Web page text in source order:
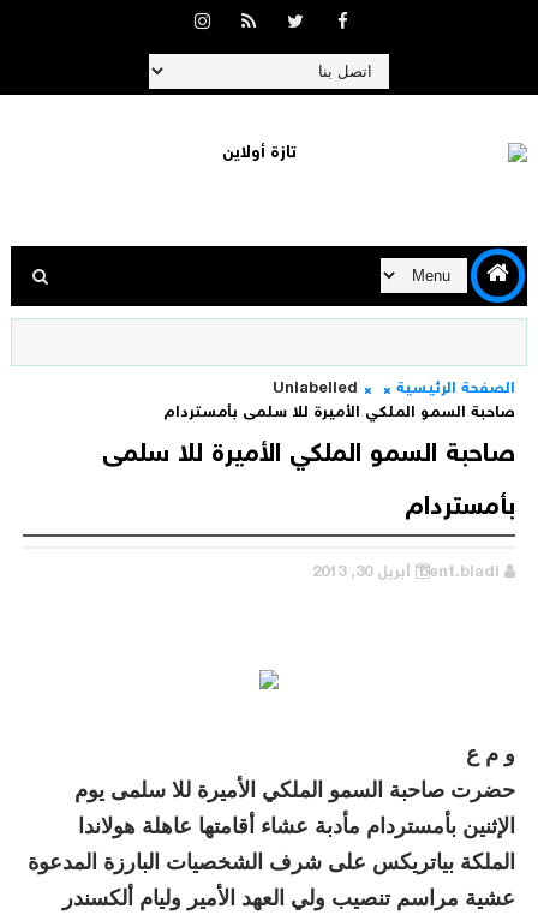
الصفحة الرئيسية
Unlabelled
صاحبة السمو الملكي الأميرة للا سلمى بأمستردام
صاحبة السمو الملكي الأميرة للا سلمى
بأمستردام
bent.bladi أبريل 30, 2013
و م ع
حضرت صاحبة السمو الملكي الأميرة للا سلمى يوم
الإثنين بأمستردام مأدبة عشاء أقامتها عاهلة هولاندا
الملكة بياتريكس على شرف الشخصيات البارزة المدعوة
عشية مراسم تنصيب ولي العهد الأمير وليام ألكسندر